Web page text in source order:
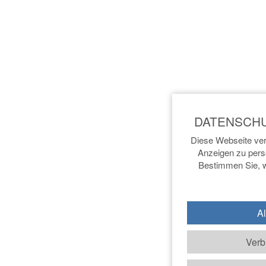
Diese Webseite
Anzeigen zu
Bestimmen Sie,